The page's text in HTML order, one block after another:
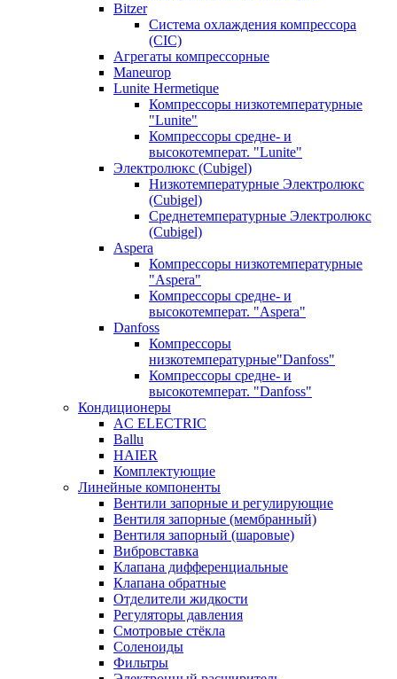
Bitzer
Система охлаждения компрессора
(CIC)
Агрегаты компрессорные
Maneurop
Lunite Hermetique
Компрессоры низкотемпературные
"Lunite"
Компрессоры средне- и
высокотемперат. "Lunite"
Электролюкс (Cubigel)
Низкотемпературные Электролюкс
(Cubigel)
Среднетемпературные Электролюкс
(Cubigel)
Aspera
Компрессоры низкотемпературные
"Aspera"
Компрессоры средне- и
высокотемперат. "Aspera"
Danfoss
Компрессоры
низкотемпературные"Danfoss"
Компрессоры средне- и
высокотемперат. "Danfoss"
Кондиционеры
AC ELECTRIC
Ballu
HAIER
Комплектующие
Линейные компоненты
Вентили запорные и регулирующие
Вентиля запорные (мембранный)
Вентиля запорный (шаровые)
Вибровставка
Клапана дифференциальные
Клапана обратные
Отделители жидкости
Регуляторы давления
Смотровые стёкла
Соленоиды
Фильтры